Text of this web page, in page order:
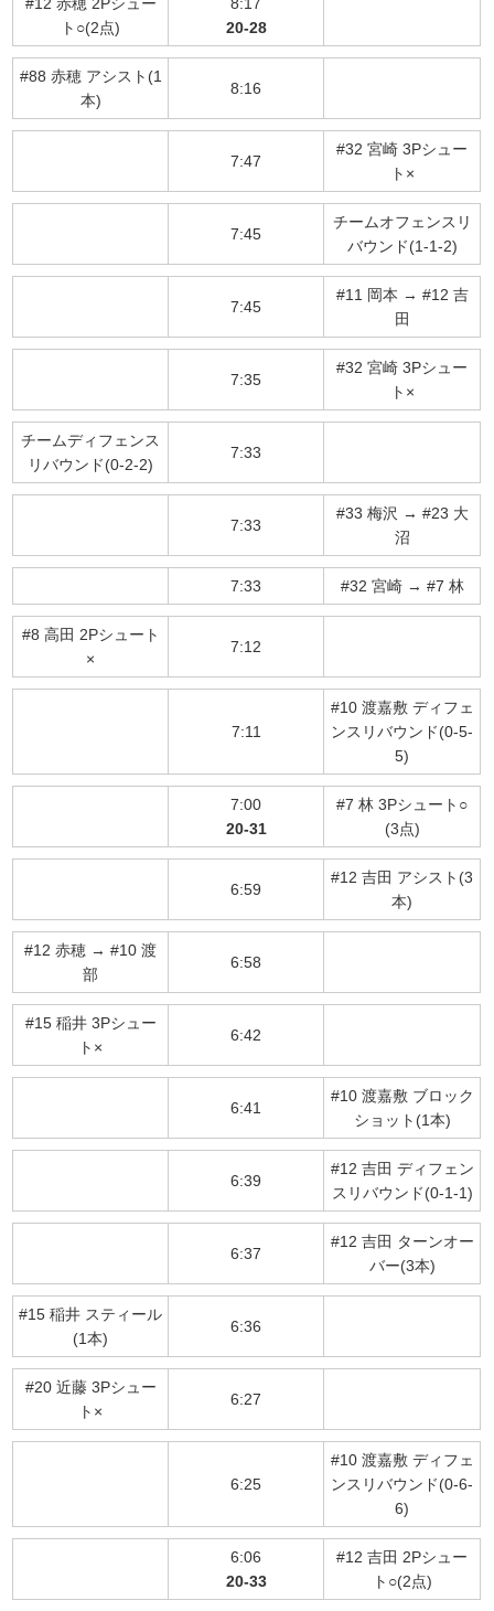
ト○(2点)
20-28
#88 赤穂 アシスト(1
本)
8:16
7:47
#32 宮崎 3Pシュー
ト×
7:45
チームオフェンスリ
バウンド(1-1-2)
7:45
#11 岡本 → #12 吉
田
7:35
#32 宮崎 3Pシュー
ト×
チームディフェンス
リバウンド(0-2-2)
7:33
7:33
#33 梅沢 → #23 大
沼
7:33 #32 宮崎 → #7 林
#8 高田 2Pシュート
×
7:12
7:11
#10 渡嘉敷 ディフェ
ンスリバウンド(0-5-
5)
7:00
20-31
#7 林 3Pシュート○
(3点)
6:59
#12 吉田 アシスト(3
本)
#12 赤穂 → #10 渡
部
6:58
#15 稲井 3Pシュー
ト×
6:42
6:41
#10 渡嘉敷 ブロック
ショット(1本)
6:39
#12 吉田 ディフェン
スリバウンド(0-1-1)
6:37
#12 吉田 ターンオー
バー(3本)
#15 稲井 スティール
(1本)
6:36
#20 近藤 3Pシュー
ト×
6:27
6:25
#10 渡嘉敷 ディフェ
ンスリバウンド(0-6-
6)
6:06
20-33
#12 吉田 2Pシュー
ト○(2点)